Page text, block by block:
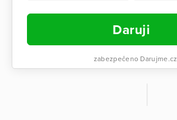
Daruji
zabezpečeno Darujme.cz